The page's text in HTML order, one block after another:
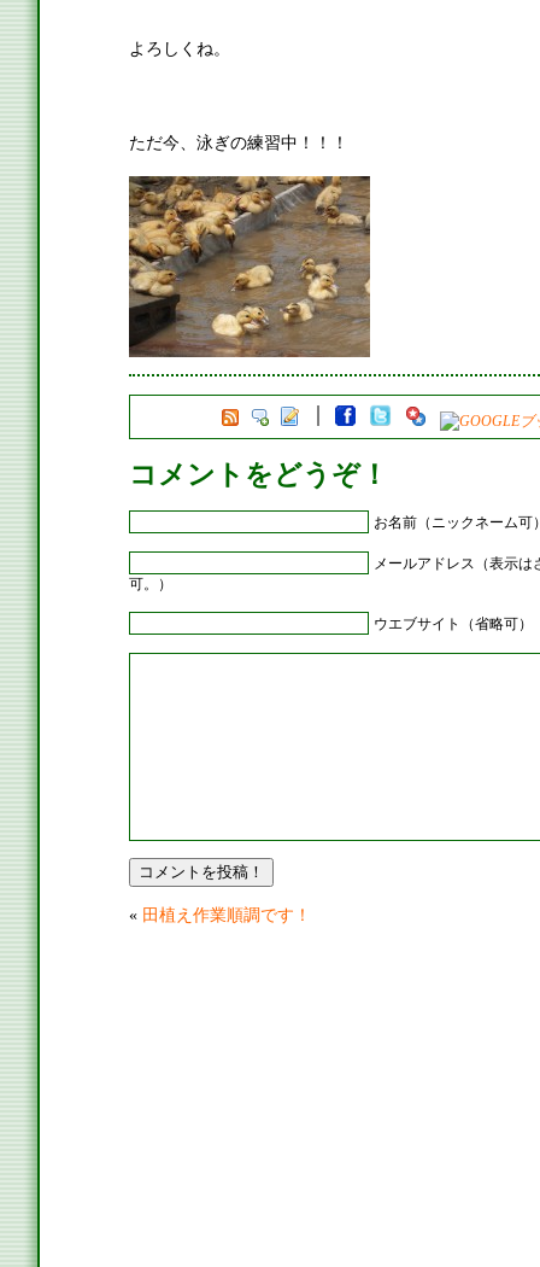
よろしくね。
ただ今、泳ぎの練習中！！！
コメントをどうぞ！
お名前（ニックネーム可
メールアドレス（表示
可。）
ウエブサイト（省略可）
« 田植え作業順調です！